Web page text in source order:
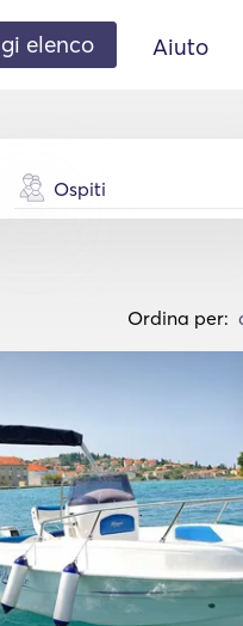
elenco Aiuto
Ospiti
Ordina per: